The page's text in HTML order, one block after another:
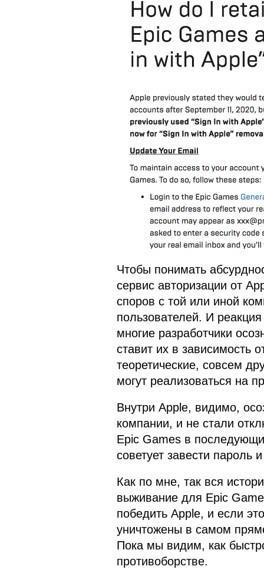
Чтобы понимать
сервис авторизации от
споров с той или иной
пользователей. И
многие разработчики
ставит их в зависимость
теоретические, совсем
могут реализоваться на
Внутри Apple, видимо,
компании, и не стали
Epic Games в
советует завести пароль
Как по мне, так вся
выживание для Epic
победить Apple, и если
уничтожены в самом
Пока мы видим, как
противоборстве.